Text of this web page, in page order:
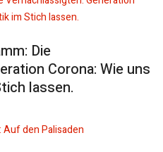
Die
Corona: Wie uns
lassen.